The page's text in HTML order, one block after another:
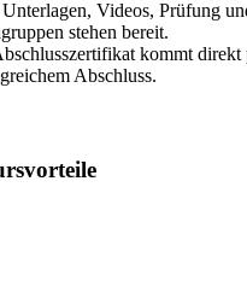
Videos, Prüfung
stehen bereit.
kommt direkt
Abschluss.